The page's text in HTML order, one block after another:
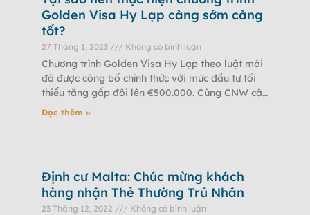
Golden Visa Hy Lạp càng sớm càng
tốt?
27 Tháng 1, 2023 Không có bình luận
Chương trình Golden Visa Hy Lạp theo luật mới
đã được công bố chính thức với mức đầu tư tối
thiểu tăng gấp đôi lên €500.000. Cùng CNW cập
nhật
Đọc thêm »
Định cư Malta: Chúc mừng khách
hàng nhận Thẻ Thường Trú Nhân
23 Tháng 12, 2022 Không có bình luận